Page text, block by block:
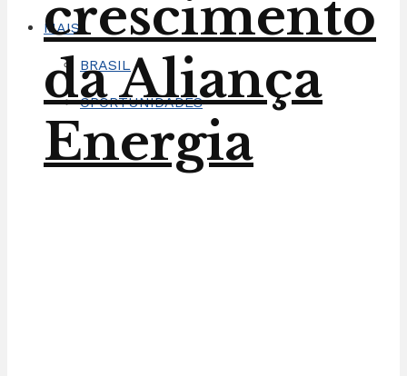
MAIS
BRASIL
OPORTUNIDADES
crescimento
da Aliança
Energia